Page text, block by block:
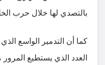
بالتصدي لها خلال حرب
العدد الذي يستطيع